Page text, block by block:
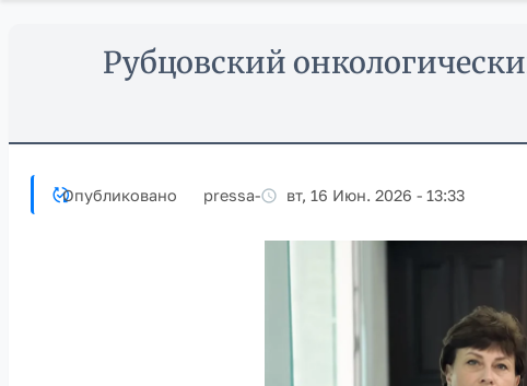
Рубцовский
Опубликовано pressa- вт, 16 Июн. 2026 - 13:33